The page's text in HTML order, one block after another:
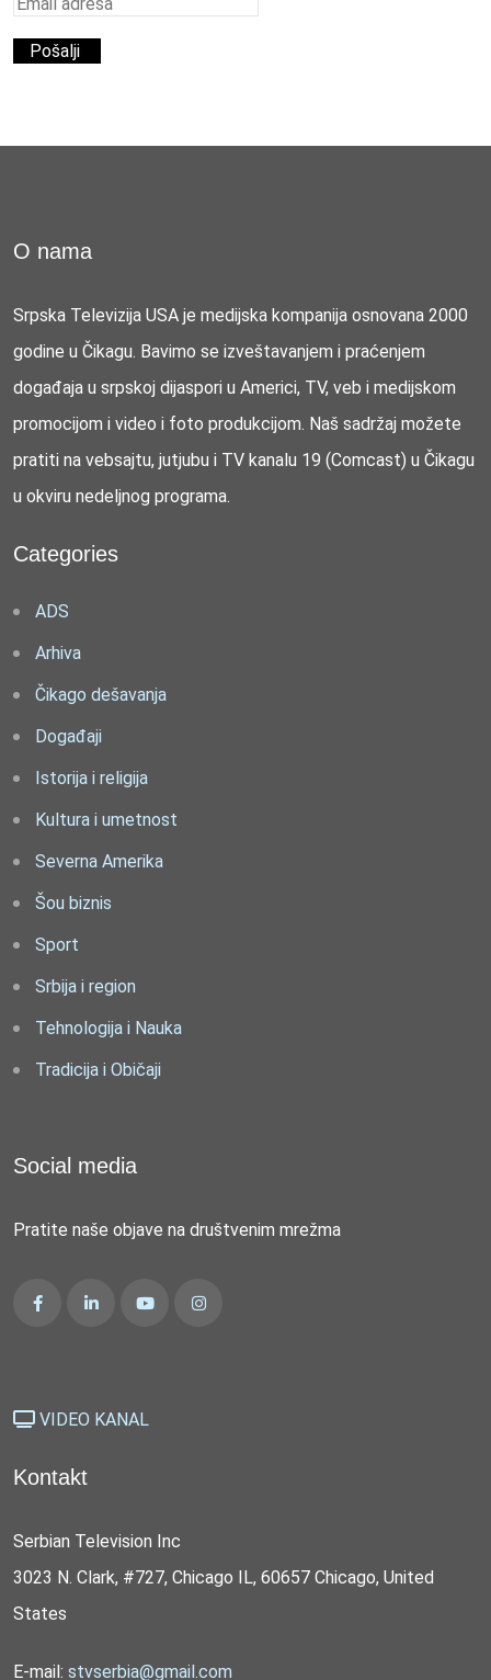
O nama
Srpska Televizija USA je medijska kompanija osnovana 2000
godine u Čikagu. Bavimo se izveštavanjem i praćenjem
događaja u srpskoj dijaspori u Americi, TV, veb i medijskom
promocijom i video i foto produkcijom. Naš sadržaj možete
pratiti na vebsajtu, jutjubu i TV kanalu 19 (Comcast) u Čikagu
u okviru nedeljnog programa.
Categories
ADS
Arhiva
Čikago dešavanja
Događaji
Istorija i religija
Kultura i umetnost
Severna Amerika
Šou biznis
Sport
Srbija i region
Tehnologija i Nauka
Tradicija i Običaji
Social media
Pratite naše objave na društvenim mrežma
VIDEO KANAL
Kontakt
Serbian Television Inc
3023 N. Clark, #727, Chicago IL, 60657 Chicago, United
States
E-mail: stvserbia@gmail.com